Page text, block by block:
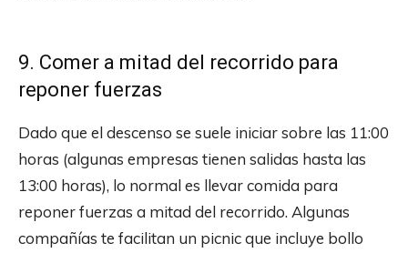
9. Comer a mitad del recorrido para
reponer fuerzas
Dado que el descenso se suele iniciar sobre las 11:00
horas (algunas empresas tienen salidas hasta las
13:00 horas), lo normal es llevar comida para
reponer fuerzas a mitad del recorrido. Algunas
compañías te facilitan un picnic que incluye bollo